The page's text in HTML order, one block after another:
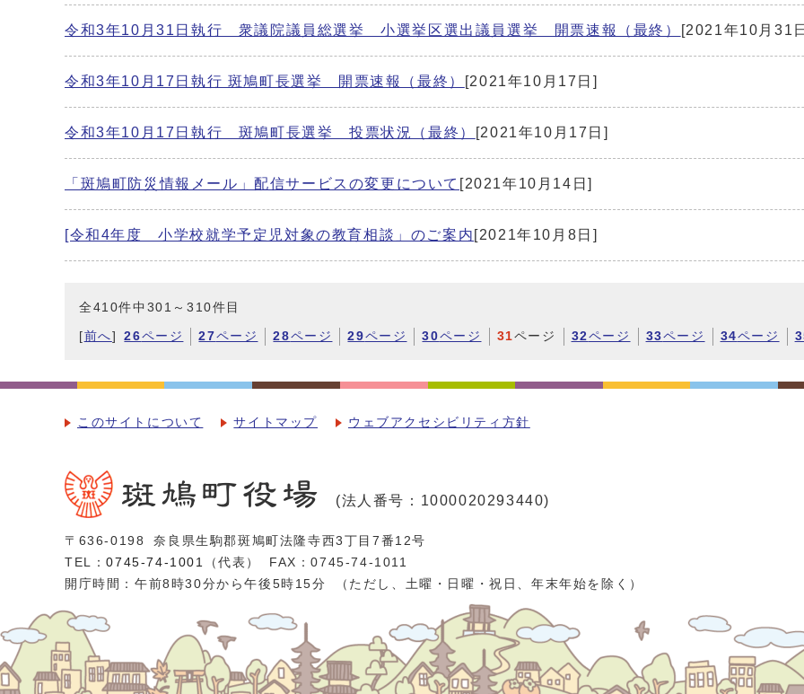
令和3年10月31日執行 衆議院議員総選挙 小選挙区選出議員選挙 開票速報（最終） [2021年10月31
令和3年10月17日執行 斑鳩町長選挙 開票速報（最終） [2021年10月17日]
令和3年10月17日執行 斑鳩町長選挙 投票状況（最終） [2021年10月17日]
「斑鳩町防災情報メール」配信サービスの変更について [2021年10月14日]
[令和4年度 小学校就学予定児対象の教育相談」のご案内 [2021年10月8日]
全410件中301～310件目
[前へ] 26ページ 27ページ 28ページ 29ページ 30ページ 31ページ 32ページ 33ページ 34ページ
このサイトについて サイトマップ ウェブアクセシビリティ方針
(法人番号：1000020293440)
〒636-0198
奈良県生駒郡斑鳩町法隆寺西3丁目7番12号
TEL：0745-74-1001 （代表）
FAX：0745-74-1011
開庁時間：午前8時30分から午後5時15分
（ただし、土曜・日曜・祝日、年末年始を除く）